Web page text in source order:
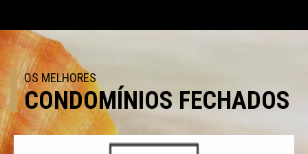
OS MELHORES
CONDOMÍNIOS FECHADOS